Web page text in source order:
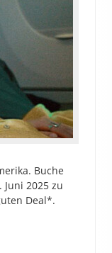
Buche
2025 zu
Deal*.